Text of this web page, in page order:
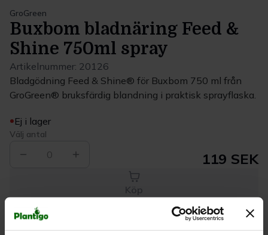
GroGreen
Buxbom bladnäring Feed &
Shine 750ml spray
Artikelnummer: 20126
Bladgödning Feed & Shine® för Buxbom 750 ml från
GroGreen® bruksfärdig blandning i praktisk sprayflaska.
Ej i lager
Välj antal
0 119 SEK
Köp